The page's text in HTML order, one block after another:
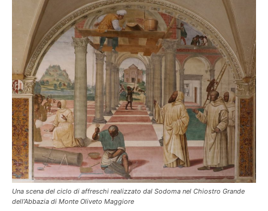
Una scena del ciclo di affreschi realizzato dal Sodoma nel Chiostro Grande
dell’Abbazia di Monte Oliveto Maggiore